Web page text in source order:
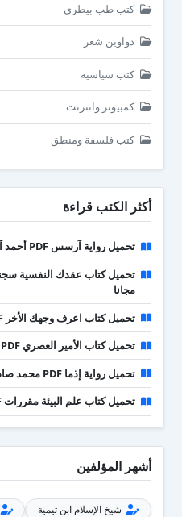
كتب طب بيطرى
دواوين شعر
كتب سياسية
كمبيوتر وانترنت
كتب فلسفة ومنطق
أكثر الكتب قراءة
تحميل رواية آرسس PDF أحمد آل حمدان
مجانا
تحميل كتاب اعرف وجهك الأخر PDF يوسف الحسني
تحميل كتاب الأمير العصري PDF تأليف كارنز لورد كامل مجانا
تحميل رواية إذما PDF محمد صادق كامل مجانا
تحميل كتاب علم البيئة مقررات PDF السعودية 1443
أشهر المؤلفين
شيخ الإسلام ابن تيمية